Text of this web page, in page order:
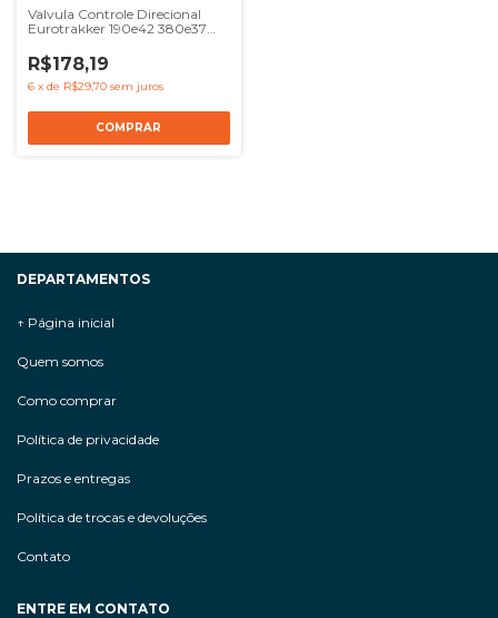
Valvula Controle Direcional
Eurotrakker 190e42 380e37
R$178,19
6 x de R$29,70 sem juros
DEPARTAMENTOS
↑ Página inicial
Quem somos
Como comprar
Política de privacidade
Prazos e entregas
Política de trocas e devoluções
Contato
ENTRE EM CONTATO